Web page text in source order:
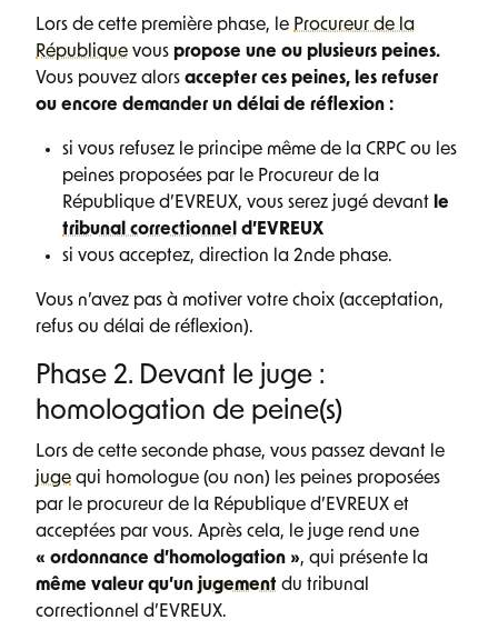
Lors de cette première phase, le Procureur de la
République vous propose une ou plusieurs peines.
Vous pouvez alors accepter ces peines, les refuser
ou encore demander un délai de réflexion :
si vous refusez le principe même de la CRPC ou les
peines proposées par le Procureur de la
République d’EVREUX, vous serez jugé devant le
tribunal correctionnel d’EVREUX
si vous acceptez, direction la 2nde phase.
Vous n’avez pas à motiver votre choix (acceptation,
refus ou délai de réflexion).
Phase 2. Devant le juge :
homologation de peine(s)
Lors de cette seconde phase, vous passez devant le
juge qui homologue (ou non) les peines proposées
par le procureur de la République d’EVREUX et
acceptées par vous. Après cela, le juge rend une
« ordonnance d’homologation », qui présente la
même valeur qu’un jugement du tribunal
correctionnel d’EVREUX.